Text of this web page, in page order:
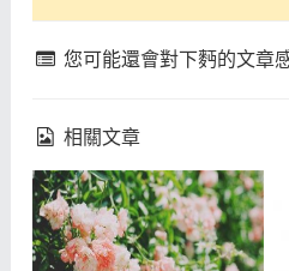
您可能還會對下麪的文章
相關文章